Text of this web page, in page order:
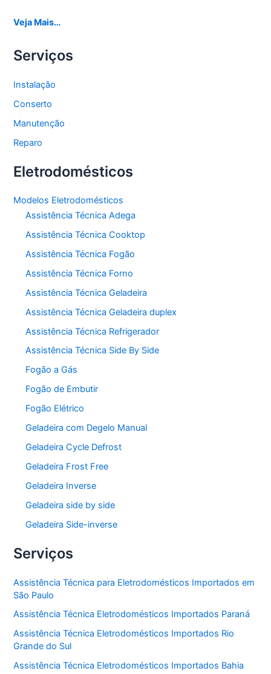
Veja Mais…
Serviços
Instalação
Conserto
Manutenção
Reparo
Eletrodomésticos
Modelos Eletrodomésticos
Assistência Técnica Adega
Assistência Técnica Cooktop
Assistência Técnica Fogão
Assistência Técnica Forno
Assistência Técnica Geladeira
Assistência Técnica Geladeira duplex
Assistência Técnica Refrigerador
Assistência Técnica Side By Side
Fogão a Gás
Fogão de Embutir
Fogão Elétrico
Geladeira com Degelo Manual
Geladeira Cycle Defrost
Geladeira Frost Free
Geladeira Inverse
Geladeira side by side
Geladeira Side-inverse
Serviços
Assistência Técnica para Eletrodomésticos Importados em
São Paulo
Assistência Técnica Eletrodomésticos Importados Paraná
Assistência Técnica Eletrodomésticos Importados Rio
Grande do Sul
Assistência Técnica Eletrodomésticos Importados Bahia